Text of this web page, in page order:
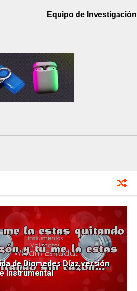
Equipo de Investigación
de Diomedes Díaz versión
Instrumental